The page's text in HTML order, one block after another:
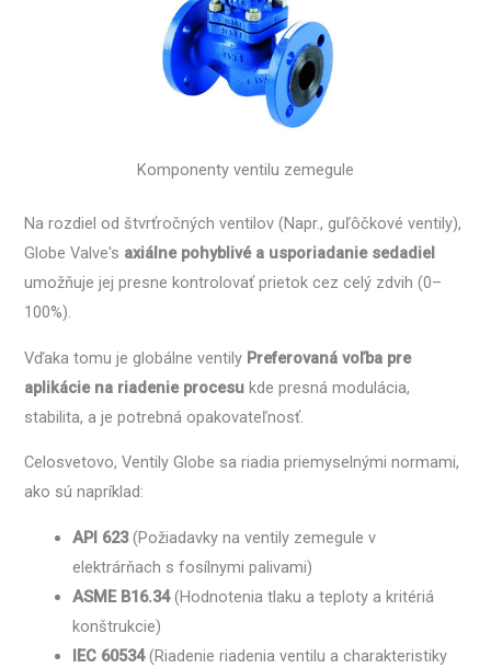
Komponenty ventilu zemegule
Na rozdiel od štvrťročných ventilov (Napr., guľôčkové ventily),
Globe Valve's axiálne pohyblivé a usporiadanie sedadiel
umožňuje jej presne kontrolovať prietok cez celý zdvih (0–
100%).
Vďaka tomu je globálne ventily Preferovaná voľba pre
aplikácie na riadenie procesu kde presná modulácia,
stabilita, a je potrebná opakovateľnosť.
Celosvetovo, Ventily Globe sa riadia priemyselnými normami,
ako sú napríklad:
API 623(Požiadavky na ventily zemegule v
elektrárňach s fosílnymi palivami)
ASME B16.34(Hodnotenia tlaku a teploty a kritériá
konštrukcie)
IEC 60534(Riadenie riadenia ventilu a charakteristiky